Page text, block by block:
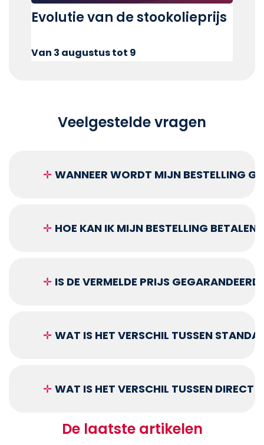
Evolutie van de stookolieprijs
Van 3 augustus tot 9
Veelgestelde vragen
✛ WANNEER WORDT MIJN BESTELLING
✛ HOE KAN IK MIJN BESTELLING BETALEN?
✛ IS DE VERMELDE PRIJS
✛ WAT IS HET VERSCHIL TUSSEN
✛ WAT IS HET VERSCHIL TUSSEN DIRECT
De laatste artikelen